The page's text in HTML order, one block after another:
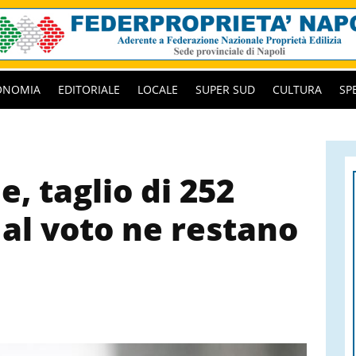
EDITORIALE LOCALE SUPER SUD CULTURA
taglio di 252
voto ne restano